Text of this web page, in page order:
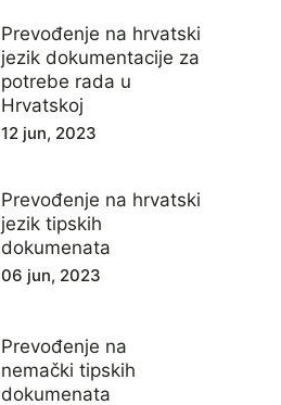
Prevođenje na hrvatski
jezik dokumentacije za
potrebe rada u
Hrvatskoj
12 jun, 2023
Prevođenje na hrvatski
jezik tipskih
dokumenata
06 jun, 2023
Prevođenje na
nemački tipskih
dokumenata